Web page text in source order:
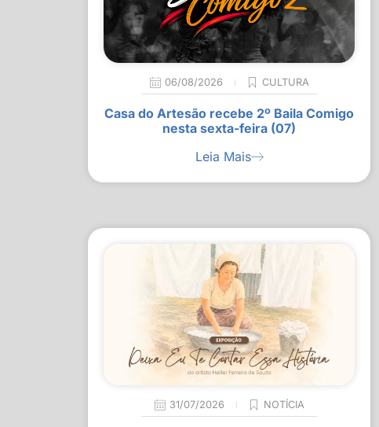
06/08/2026 CULTURA
Casa do Artesão recebe 2º Baila Comigo
nesta sexta-feira (07)
Leia Mais
31/07/2026 NOTÍCIA